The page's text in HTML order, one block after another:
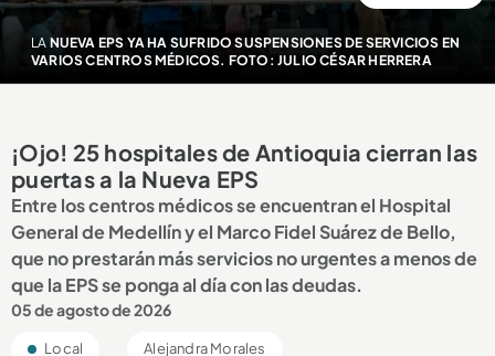
LA NUEVA EPS YA HA SUFRIDO SUSPENSIONES DE SERVICIOS EN
VARIOS CENTROS MÉDICOS. FOTO: JULIO CÉSAR HERRERA
¡Ojo! 25 hospitales de Antioquia cierran las
puertas a la Nueva EPS
Entre los centros médicos se encuentran el Hospital
General de Medellín y el Marco Fidel Suárez de Bello,
que no prestarán más servicios no urgentes a menos de
que la EPS se ponga al día con las deudas.
05 de agosto de 2026
Local Alejandra Morales